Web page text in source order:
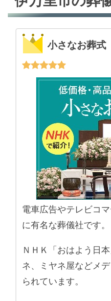
小さなお葬式
電車広告やテレビコ
に有名な葬儀社です。
ＮＨＫ「おはよう日
ネ、ミヤネ屋などメ
られています。